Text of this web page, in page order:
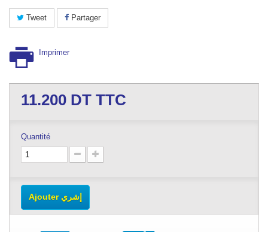
Tweet Partager
Imprimer
11.200 DT TTC
Quantité
Ajouter إشري